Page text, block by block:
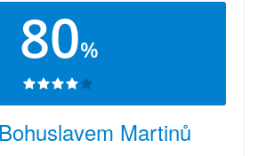
80%
Martinů